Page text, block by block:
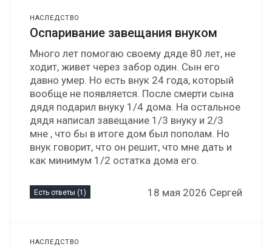
НАСЛЕДСТВО
Оспаривание завещания внуком
Много лет помогаю своему дяде 80 лет, не
ходит, живет через забор один. Сын его
давно умер. Но есть внук 24 года, который
вообще не появляется. После смерти сына
дядя подарил внуку 1/4 дома. На остальное
дядя написал завещание 1/3 внуку и 2/3
мне , что бы в итоге дом был пополам. Но
внук говорит, что он решит, что мне дать и
как минимум 1/2 остатка дома его.
Есть ответы (1) 18 мая 2026 Сергей
НАСЛЕДСТВО